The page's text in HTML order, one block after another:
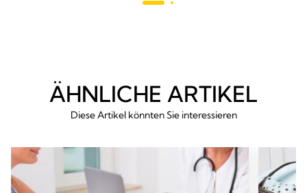
ÄHNLICHE ARTIKEL
Diese Artikel könnten Sie interessieren